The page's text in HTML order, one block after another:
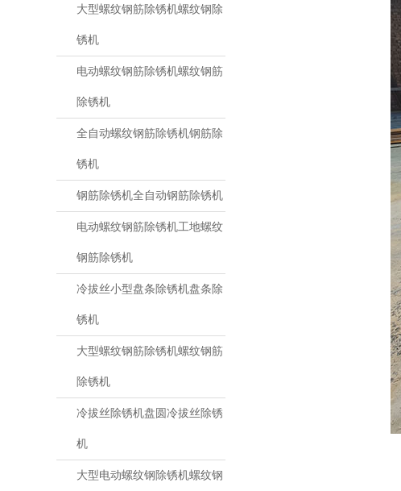
大型螺纹钢筋除锈机螺纹钢除
锈机
电动螺纹钢筋除锈机螺纹钢筋
除锈机
全自动螺纹钢筋除锈机钢筋除
锈机
钢筋除锈机全自动钢筋除锈机
电动螺纹钢筋除锈机工地螺纹
钢筋除锈机
冷拔丝小型盘条除锈机盘条除
锈机
大型螺纹钢筋除锈机螺纹钢筋
除锈机
冷拔丝除锈机盘圆冷拔丝除锈
机
大型电动螺纹钢除锈机螺纹钢